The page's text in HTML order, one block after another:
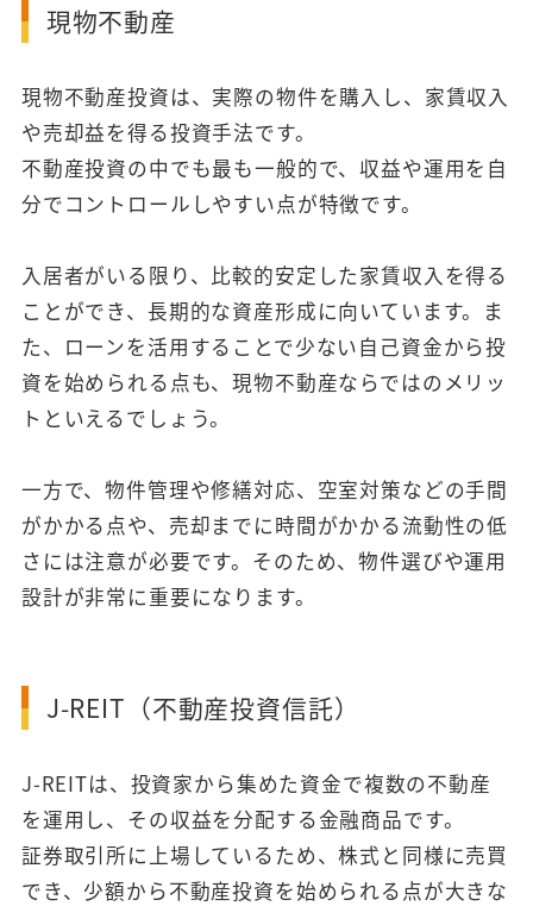
現物不動産
現物不動産投資は、実際の物件を購入し、家賃収入
や売却益を得る投資手法です。
不動産投資の中でも最も一般的で、収益や運用を自
分でコントロールしやすい点が特徴です。
入居者がいる限り、比較的安定した家賃収入を得る
ことができ、長期的な資産形成に向いています。ま
た、ローンを活用することで少ない自己資金から投
資を始められる点も、現物不動産ならではのメリッ
トといえるでしょう。
一方で、物件管理や修繕対応、空室対策などの手間
がかかる点や、売却までに時間がかかる流動性の低
さには注意が必要です。そのため、物件選びや運用
設計が非常に重要になります。
J-REIT（不動産投資信託）
J-REITは、投資家から集めた資金で複数の不動産
を運用し、その収益を分配する金融商品です。
証券取引所に上場しているため、株式と同様に売買
でき、少額から不動産投資を始められる点が大きな